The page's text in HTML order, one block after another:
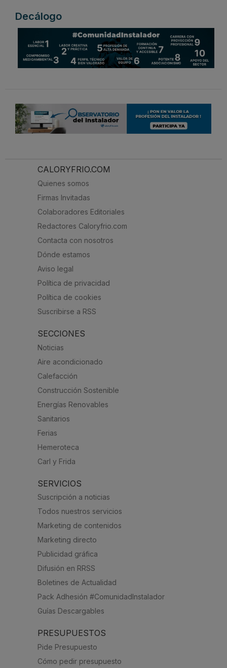
Decálogo
CALORYFRIO.COM
Quienes somos
Firmas Invitadas
Colaboradores Editoriales
Redactores Caloryfrio.com
Contacta con nosotros
Dónde estamos
Aviso legal
Política de privacidad
Política de cookies
Suscribirse a RSS
SECCIONES
Noticias
Aire acondicionado
Calefacción
Construcción Sostenible
Energías Renovables
Sanitarios
Ferias
Hemeroteca
Carl y Frida
SERVICIOS
Suscripción a noticias
Todos nuestros servicios
Marketing de contenidos
Marketing directo
Publicidad gráfica
Difusión en RRSS
Boletines de Actualidad
Pack Adhesión #ComunidadInstalador
Guías Descargables
PRESUPUESTOS
Pide Presupuesto
Cómo pedir presupuesto